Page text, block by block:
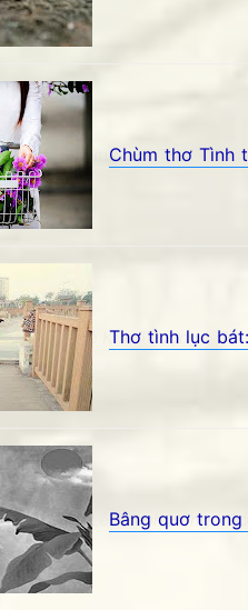
Chùm thơ Tình
nữ- Phạm Ngọc Thái -
Thơ tình lục
đưa- Lê Kim Thượng -
Bâng quơ
tình cờ- Lê Thanh Hùng -